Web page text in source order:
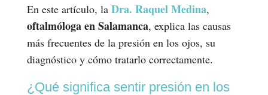
En este artículo, la Dra. Raquel Medina,
oftalmóloga en Salamanca, explica las causas
más frecuentes de la presión en los ojos, su
diagnóstico y cómo tratarlo correctamente.
¿Qué significa sentir presión en los